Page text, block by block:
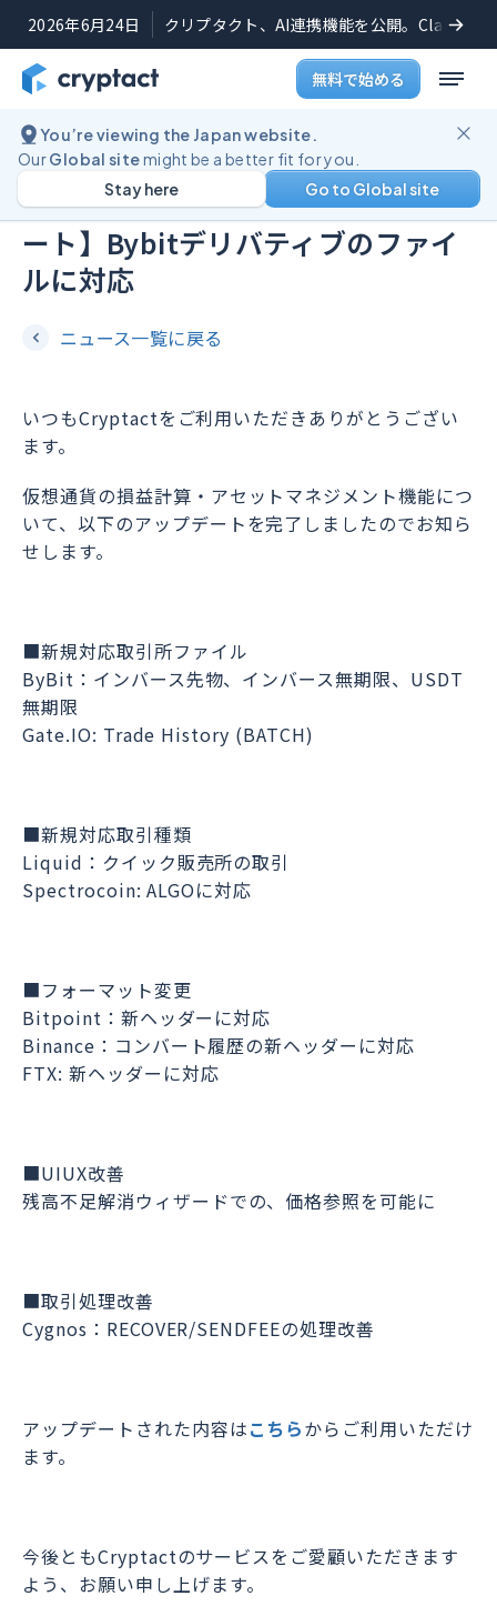
2026年6月24日 クリプタクト、AI連携機能を公開。Claude
無料で始める
You’re viewing the Japan website.
OurGlobal sitemight be a better fit for you.
Go to Global site
Stay here
機能アップデート
【仮想通貨の損益計算機能アップデ
ート】Bybitデリバティブのファイ
ルに対応
ニュース一覧に戻る
いつもCryptactをご利用いただきありがとうござい
ます。
仮想通貨の損益計算・アセットマネジメント機能につ
いて、以下のアップデートを完了しましたのでお知ら
せします。
■新規対応取引所ファイル
ByBit：インバース先物、インバース無期限、USDT
無期限
Gate.IO: Trade History (BATCH)
■新規対応取引種類
Liquid：クイック販売所の取引
Spectrocoin: ALGOに対応
■フォーマット変更
Bitpoint：新ヘッダーに対応
Binance：コンバート履歴の新ヘッダーに対応
FTX: 新ヘッダーに対応
■UIUX改善
残高不足解消ウィザードでの、価格参照を可能に
■取引処理改善
Cygnos：RECOVER/SENDFEEの処理改善
アップデートされた内容はこちらからご利用いただけ
ます。
今後ともCryptactのサービスをご愛顧いただきます
よう、お願い申し上げます。